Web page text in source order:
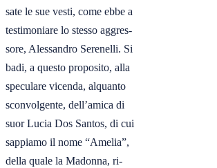
sate le sue vesti, come ebbe a
testimoniare lo stesso aggres-
sore, Alessandro Serenelli. Si
badi, a questo proposito, alla
speculare vicenda, alquanto
sconvolgente, dell’amica di
suor Lucia Dos Santos, di cui
sappiamo il nome “Amelia”,
della quale la Madonna, ri-